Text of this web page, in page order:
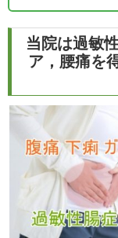
当院は過敏
ア，腰痛を